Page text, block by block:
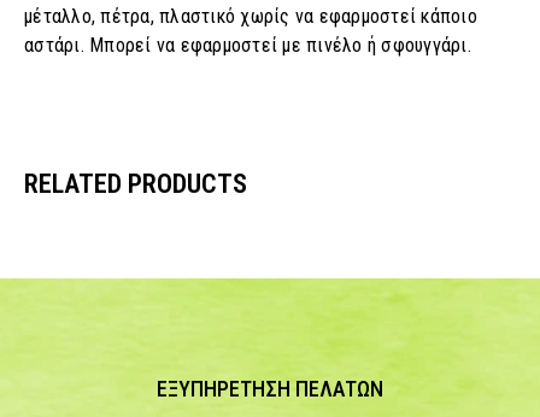
μέταλλο, πέτρα, πλαστικό χωρίς να εφαρμοστεί κάποιο
αστάρι. Μπορεί να εφαρμοστεί με πινέλο ή σφουγγάρι.
RELATED PRODUCTS
ΕΞΥΠΗΡΕΤΗΣΗ ΠΕΛΑΤΩΝ